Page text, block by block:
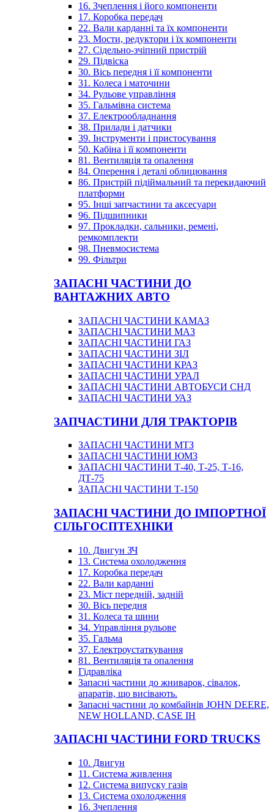
16. Зчеплення і його компоненти
17. Коробка передач
22. Вали карданні та їх компоненти
23. Мости, редуктори і їх компоненти
27. Сідельно-зчіпний пристрій
29. Підвіска
30. Вісь передня і її компоненти
31. Колеса і маточини
34. Рульове управління
35. Гальмівна система
37. Електрообладнання
38. Прилади і датчики
39. Інструменти і пристосування
50. Кабіна і її компоненти
81. Вентиляція та опалення
84. Оперення і деталі облицювання
86. Пристрій підіймальний та перекидаючий
платформи
95. Інші запчастини та аксесуари
96. Підшипники
97. Прокладки, сальники, ремені,
ремкомплекти
98. Пневмосистема
99. Фільтри
ЗАПАСНІ ЧАСТИНИ ДО
ВАНТАЖНИХ АВТО
ЗАПАСНІ ЧАСТИНИ КАМАЗ
ЗАПАСНІ ЧАСТИНИ МАЗ
ЗАПАСНІ ЧАСТИНИ ГАЗ
ЗАПАСНІ ЧАСТИНИ ЗІЛ
ЗАПАСНІ ЧАСТИНИ КРАЗ
ЗАПАСНІ ЧАСТИНИ УРАЛ
ЗАПАСНІ ЧАСТИНИ АВТОБУСИ СНД
ЗАПАСНІ ЧАСТИНИ УАЗ
ЗАПЧАСТИНИ ДЛЯ ТРАКТОРІВ
ЗАПАСНІ ЧАСТИНИ МТЗ
ЗАПАСНІ ЧАСТИНИ ЮМЗ
ЗАПАСНІ ЧАСТИНИ Т-40, Т-25, Т-16,
ДТ-75
ЗАПАСНІ ЧАСТИНИ Т-150
ЗАПАСНІ ЧАСТИНИ ДО ІМПОРТНОЇ
СІЛЬГОСПТЕХНІКИ
10. Двигун ЗЧ
13. Система охолодження
17. Коробка передач
22. Вали карданні
23. Міст передній, задній
30. Вісь передня
31. Колеса та шини
34. Управління рульове
35. Гальма
37. Електроустаткування
81. Вентиляція та опалення
Гідравліка
Запасні частини до жниварок, сівалок,
апаратів, що висівають.
Запасні частини до комбайнів JOHN DEERE,
NEW HOLLAND, CASE IH
ЗАПАСНІ ЧАСТИНИ FORD TRUCKS
10. Двигун
11. Система живлення
12. Система випуску газів
13. Система охолодження
16. Зчеплення